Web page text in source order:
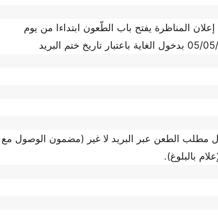
بالبلوغ).